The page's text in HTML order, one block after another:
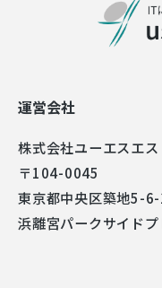
運営会社
株式会社ユーエスエス
〒104-0045
東京都中央区築地5-
浜離宮パークサイド